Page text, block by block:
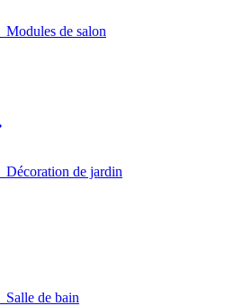
Modules de salon
Décoration de jardin
Salle de bain